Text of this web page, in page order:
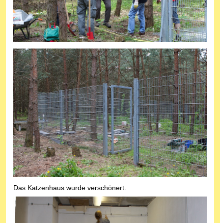
Das Katzenhaus wurde verschönert.